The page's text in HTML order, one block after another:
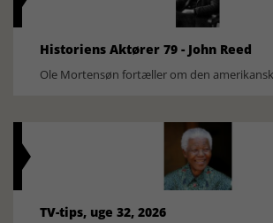
Historiens Aktører 79 - John Reed
Ole Mortensøn fortæller om den
TV-tips, uge 32, 2026